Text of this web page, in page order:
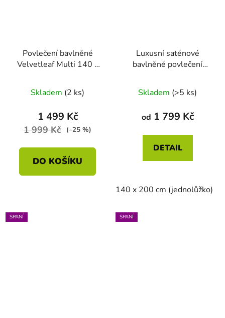
Povlečení bavlněné
Velvetleaf Multi 140 x
Skladem (2 ks)
1 499 Kč
1 999 Kč (–25 %)
DO KOŠÍKU
Luxusní saténové
bavlněné povlečení
Skladem (>5 ks)
od 1 799 Kč
DETAIL
140 x 200 cm (jednolůžko)
SPANÍ SPANÍ